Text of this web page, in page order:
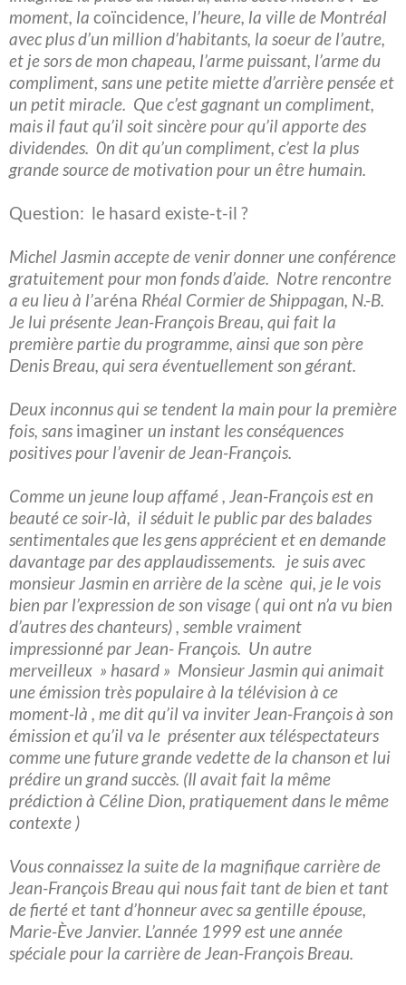
moment, la coïncidence, l’heure, la ville de Montréal
avec plus d’un million d’habitants, la soeur de l’autre,
et je sors de mon chapeau, l’arme puissant, l’arme du
compliment, sans une petite miette d’arrière pensée et
un petit miracle. Que c’est gagnant un compliment,
mais il faut qu’il soit sincère pour qu’il apporte des
dividendes. 0n dit qu’un compliment, c’est la plus
grande source de motivation pour un être humain.
Question: le hasard existe-t-il ?
Michel Jasmin accepte de venir donner une conférence
gratuitement pour mon fonds d’aide. Notre rencontre
a eu lieu à l’aréna Rhéal Cormier de Shippagan, N.-B.
Je lui présente Jean-François Breau, qui fait la
première partie du programme, ainsi que son père
Denis Breau, qui sera éventuellement son gérant.
Deux inconnus qui se tendent la main pour la première
fois, sans imaginer un instant les conséquences
positives pour l’avenir de Jean-François.
Comme un jeune loup affamé , Jean-François est en
beauté ce soir-là, il séduit le public par des balades
sentimentales que les gens apprécient et en demande
davantage par des applaudissements. je suis avec
monsieur Jasmin en arrière de la scène qui, je le vois
bien par l’expression de son visage ( qui ont n’a vu bien
d’autres des chanteurs) , semble vraiment
impressionné par Jean- François. Un autre
merveilleux » hasard » Monsieur Jasmin qui animait
une émission très populaire à la télévision à ce
moment-là , me dit qu’il va inviter Jean-François à son
émission et qu’il va le présenter aux téléspectateurs
comme une future grande vedette de la chanson et lui
prédire un grand succès. (Il avait fait la même
prédiction à Céline Dion, pratiquement dans le même
contexte )
Vous connaissez la suite de la magnifique carrière de
Jean-François Breau qui nous fait tant de bien et tant
de fierté et tant d’honneur avec sa gentille épouse,
Marie-Ève Janvier. L’année 1999 est une année
spéciale pour la carrière de Jean-François Breau.